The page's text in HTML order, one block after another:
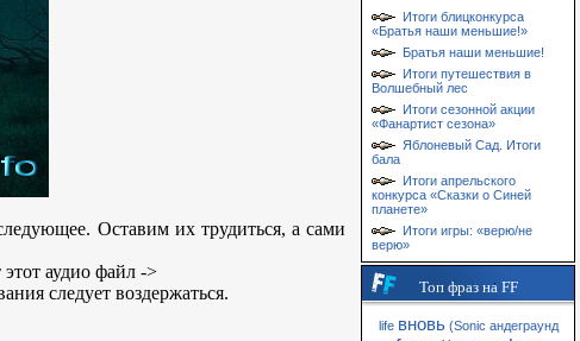
Оставим их трудиться, а сами
аудио файл ->
следует воздержаться.
Итоги блицконкурса
«Братья наши меньшие!»
Братья наши меньшие!
Итоги путешествия в
Волшебный лес
Итоги сезонной акции
«Фанартист сезона»
Яблоневый Сад. Итоги
бала
Итоги апрельского
конкурса «Сказки о Синей
планете»
Итоги игры: «верю/не
верю»
Топ фраз на FF
life вновь (Sonic андеграунд